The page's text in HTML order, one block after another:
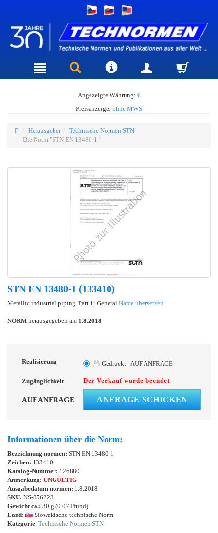
Angezeigte Währung: €
Preisanzeige: ohne MWS
Herausgeber
Technische Normen STN
Die Norm "STN EN 13480-1"
STN EN 13480-1 (133410)
Metallic industrial piping. Part 1: General Name übersetzen
NORM herausgegeben am 1.8.2018
Realisierung Gedruckt - AUF ANFRAGE
Zugänglichkeit Der Verkauf wurde beendet
AUF ANFRAGE ANFRAGE SCHICKEN
Informationen über die Norm:
Bezeichnung normen: STN EN 13480-1
Zeichen: 133410
Katalog-Nummer: 126880
Anmerkung: UNGÜLTIG
Ausgabedatum normen: 1.8.2018
SKU: NS-856223
Gewicht ca.: 30 g (0.07 Pfund)
Land:
Slowakische technische Norm
Kategorie: Technische Normen STN